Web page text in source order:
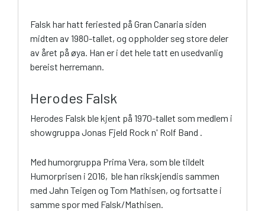
Falsk har hatt feriested på Gran Canaria siden
midten av 1980-tallet, og oppholder seg store deler
av året på øya. Han er i det hele tatt en usedvanlig
bereist herremann.
Herodes Falsk
Herodes Falsk ble kjent på 1970-tallet som medlem i
showgruppa Jonas Fjeld Rock n' Rolf Band .
Med humorgruppa Prima Vera, som ble tildelt
Humorprisen i 2016, ble han rikskjendis sammen
med Jahn Teigen og Tom Mathisen, og fortsatte i
samme spor med Falsk/Mathisen.